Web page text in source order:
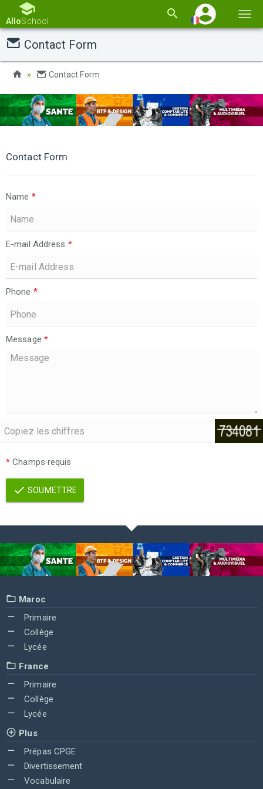
la
AlloSchool
Contact Form
Contact Form
Contact Form
Name *
E-mail Address *
Phone *
Message *
* Champs requis
SOUMETTRE
Maroc
Primaire
Collège
Lycée
France
Primaire
Collège
Lycée
Plus
Prépas CPGE
Divertissement
Vocabulaire